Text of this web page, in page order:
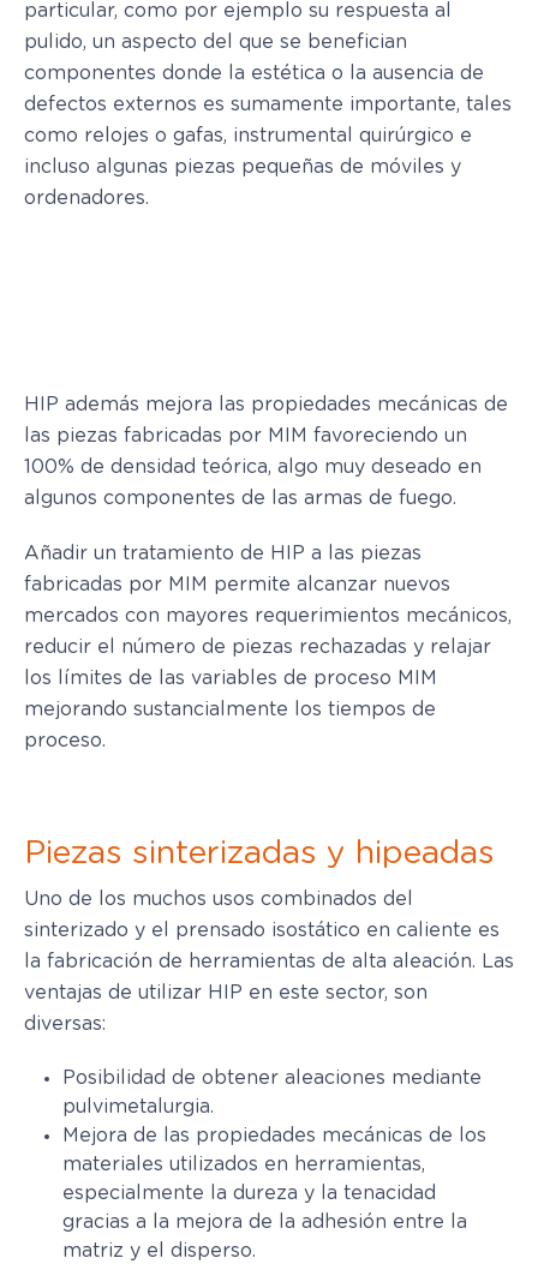
particular, como por ejemplo su respuesta al
pulido, un aspecto del que se benefician
componentes donde la estética o la ausencia de
defectos externos es sumamente importante, tales
como relojes o gafas, instrumental quirúrgico e
incluso algunas piezas pequeñas de móviles y
ordenadores.
HIP además mejora las propiedades mecánicas de
las piezas fabricadas por MIM favoreciendo un
100% de densidad teórica, algo muy deseado en
algunos componentes de las armas de fuego.
Añadir un tratamiento de HIP a las piezas
fabricadas por MIM permite alcanzar nuevos
mercados con mayores requerimientos mecánicos,
reducir el número de piezas rechazadas y relajar
los límites de las variables de proceso MIM
mejorando sustancialmente los tiempos de
proceso.
Piezas sinterizadas y hipeadas
Uno de los muchos usos combinados del
sinterizado y el prensado isostático en caliente es
la fabricación de herramientas de alta aleación. Las
ventajas de utilizar HIP en este sector, son
diversas:
Posibilidad de obtener aleaciones mediante
pulvimetalurgia.
Mejora de las propiedades mecánicas de los
materiales utilizados en herramientas,
especialmente la dureza y la tenacidad
gracias a la mejora de la adhesión entre la
matriz y el disperso.